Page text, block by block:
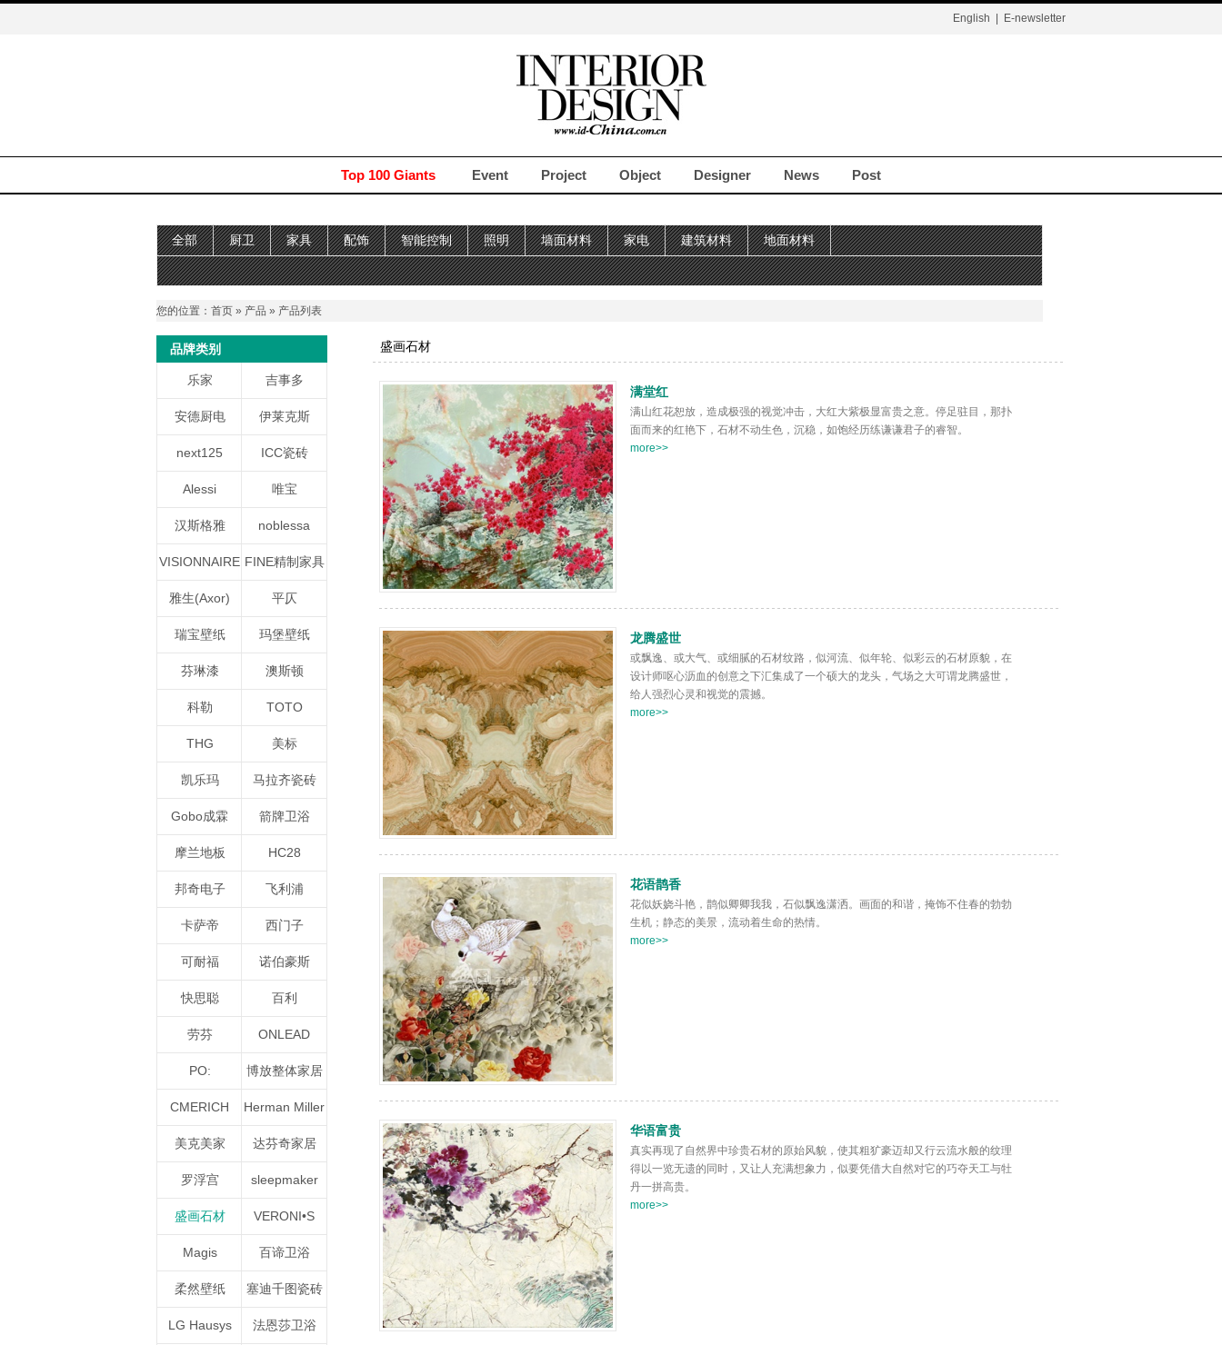
English E-newsletter
Top 100 Giants Event Project Object Designer News Post
全部 厨卫 家具 配饰 智能控制 照明 墙面材料 家电 建筑材料 地面材料
您的位置： 首页 » 产品 » 产品列表
品牌类别
乐家 吉事多
安德厨电 伊莱克斯
next125 ICC瓷砖
Alessi 唯宝
汉斯格雅 noblessa
VISIONNAIRE FINE精制家具
雅生(Axor) 平仄
瑞宝壁纸 玛堡壁纸
芬琳漆 澳斯顿
科勒 TOTO
THG 美标
凯乐玛 马拉齐瓷砖
Gobo成霖 箭牌卫浴
摩兰地板 HC28
邦奇电子 飞利浦
卡萨帝 西门子
可耐福 诺伯豪斯
快思聪 百利
劳芬 ONLEAD
PO: 博放整体家居
CMERICH Herman Miller
美克美家 达芬奇家居
罗浮宫 sleepmaker
盛画石材 VERONI•S
Magis 百谛卫浴
柔然壁纸 塞迪千图瓷砖
LG Hausys 法恩莎卫浴
盛画石材
满堂红
满山红花恕放，造成极强的视觉冲击，大红大紫极显富贵之意。停足驻目，那扑
面而来的红艳下，石材不动生色，沉稳，如饱经历练谦谦君子的睿智。
more>>
龙腾盛世
或飘逸、或大气、或细腻的石材纹路，似河流、似年轮、似彩云的石材原貌，在
设计师呕心沥血的创意之下汇集成了一个硕大的龙头，气场之大可谓龙腾盛世，
给人强烈心灵和视觉的震撼。
more>>
花语鹊香
花似妖娆斗艳，鹊似卿卿我我，石似飘逸潇洒。画面的和谐，掩饰不住春的勃勃
生机；静态的美景，流动着生命的热情。
more>>
华语富贵
真实再现了自然界中珍贵石材的原始风貌，使其粗犷豪迈却又行云流水般的纹理
得以一览无遗的同时，又让人充满想象力，似要凭借大自然对它的巧夺天工与牡
丹一拼高贵。
more>>